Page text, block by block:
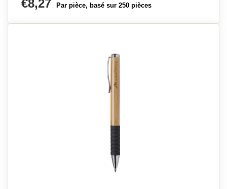
€8,27 Par pièce, basé sur 250 pièces